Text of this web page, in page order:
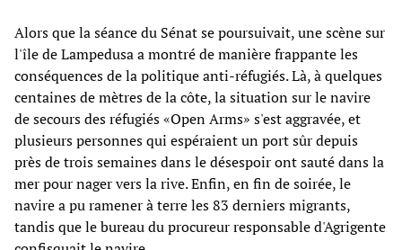
Alors que la séance du Sénat se poursuivait, une scène sur
l'île de Lampedusa a montré de manière frappante les
conséquences de la politique anti-réfugiés. Là, à quelques
centaines de mètres de la côte, la situation sur le navire
de secours des réfugiés «Open Arms» s'est aggravée, et
plusieurs personnes qui espéraient un port sûr depuis
près de trois semaines dans le désespoir ont sauté dans la
mer pour nager vers la rive. Enfin, en fin de soirée, le
navire a pu ramener à terre les 83 derniers migrants,
tandis que le bureau du procureur responsable d'Agrigente